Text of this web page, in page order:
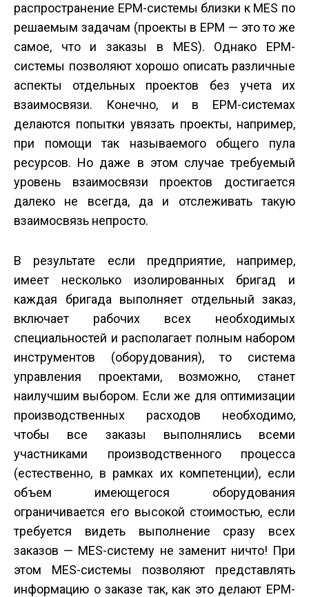
распространение EPM-системы близки к MES по
решаемым задачам (проекты в EPM — это то же
самое, что и заказы в MES). Однако EPM-
системы позволяют хорошо описать различные
аспекты отдельных проектов без учета их
взаимосвязи. Конечно, и в EPM-системах
делаются попытки увязать проекты, например,
при помощи так называемого общего пула
ресурсов. Но даже в этом случае требуемый
уровень взаимосвязи проектов достигается
далеко не всегда, да и отслеживать такую
взаимосвязь непросто.
В результате если предприятие, например,
имеет несколько изолированных бригад и
каждая бригада выполняет отдельный заказ,
включает рабочих всех необходимых
специальностей и располагает полным набором
инструментов (оборудования), то система
управления проектами, возможно, станет
наилучшим выбором. Если же для оптимизации
производственных расходов необходимо,
чтобы все заказы выполнялись всеми
участниками производственного процесса
(естественно, в рамках их компетенции), если
объем имеющегося оборудования
ограничивается его высокой стоимостью, если
требуется видеть выполнение сразу всех
заказов — MES-систему не заменит ничто! При
этом MES-системы позволяют представлять
информацию о заказе так, как это делают EPM-